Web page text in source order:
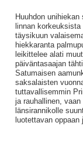
Huuhdon
linnan
täysikuun
hiekkaranta
leikittelee alati
päiväntasaajan
Satumaisen
saksalaisten
tuttavallisemmin
ja rauhallinen,
länsirannikolle
luotettavan